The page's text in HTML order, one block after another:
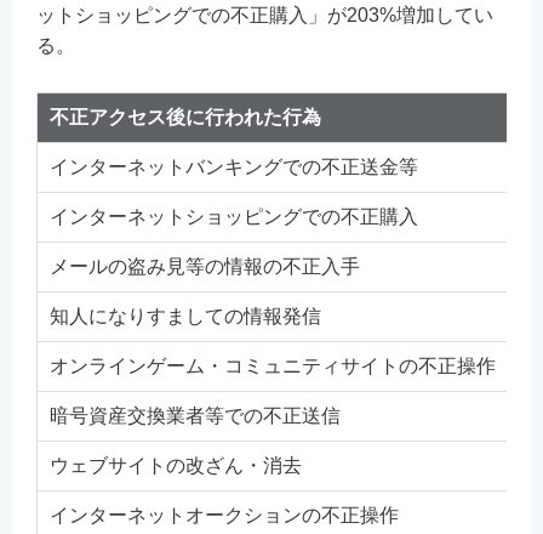
ットショッピングでの不正購入」が203%増加してい
る。
不正アクセス後に行われた行為
インターネットバンキングでの不正送金等
インターネットショッピングでの不正購入
メールの盗み見等の情報の不正入手
知人になりすましての情報発信
オンラインゲーム・コミュニティサイトの不正操作
暗号資産交換業者等での不正送信
ウェブサイトの改ざん・消去
インターネットオークションの不正操作